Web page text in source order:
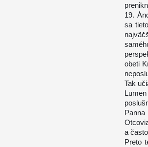
19.
sa
obeti
Tak
Panna
a
Preto